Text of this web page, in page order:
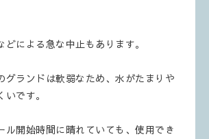
どによる急な中止もあります。
グランドは軟弱なため、水がたまりや
です。
ル開始時間に晴れていても、使用でき